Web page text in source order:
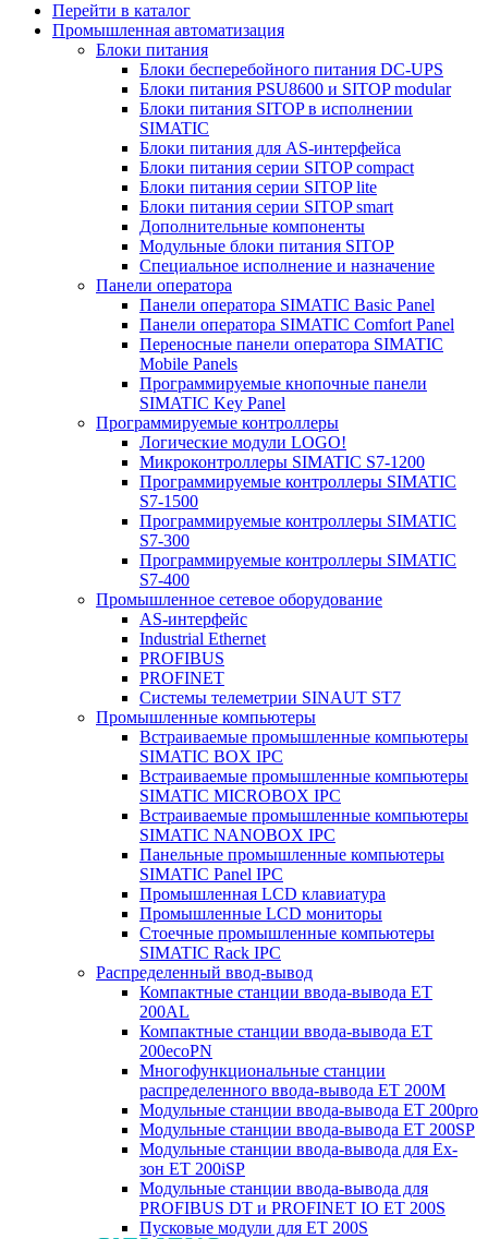
Перейти в каталог
Промышленная автоматизация
Блоки питания
Блоки бесперебойного питания DC-UPS
Блоки питания PSU8600 и SITOP modular
Блоки питания SITOP в исполнении
SIMATIC
Блоки питания для AS-интерфейса
Блоки питания серии SITOP compact
Блоки питания серии SITOP lite
Блоки питания серии SITOP smart
Дополнительные компоненты
Модульные блоки питания SITOP
Специальное исполнение и назначение
Панели оператора
Панели оператора SIMATIC Basic Panel
Панели оператора SIMATIC Comfort Panel
Переносные панели оператора SIMATIC
Mobile Panels
Программируемые кнопочные панели
SIMATIC Key Panel
Программируемые контроллеры
Логические модули LOGO!
Микроконтроллеры SIMATIC S7-1200
Программируемые контроллеры SIMATIC
S7-1500
Программируемые контроллеры SIMATIC
S7-300
Программируемые контроллеры SIMATIC
S7-400
Промышленное сетевое оборудование
AS-интерфейс
Industrial Ethernet
PROFIBUS
PROFINET
Системы телеметрии SINAUT ST7
Промышленные компьютеры
Встраиваемые промышленные компьютеры
SIMATIC BOX IPC
Встраиваемые промышленные компьютеры
SIMATIC MICROBOX IPC
Встраиваемые промышленные компьютеры
SIMATIC NANOBOX IPC
Панельные промышленные компьютеры
SIMATIC Panel IPC
Промышленная LCD клавиатура
Промышленные LCD мониторы
Стоечные промышленные компьютеры
SIMATIC Rack IPC
Распределенный ввод-вывод
Компактные станции ввода-вывода ET
200AL
Компактные станции ввода-вывода ET
200ecoPN
Многофункциональные станции
распределенного ввода-вывода ET 200M
Модульные станции ввода-вывода ET 200pro
Модульные станции ввода-вывода ET 200SP
Модульные станции ввода-вывода для Ex-
зон ET 200iSP
Модульные станции ввода-вывода для
PROFIBUS DT и PROFINET IO ET 200S
Пусковые модули для ET 200S